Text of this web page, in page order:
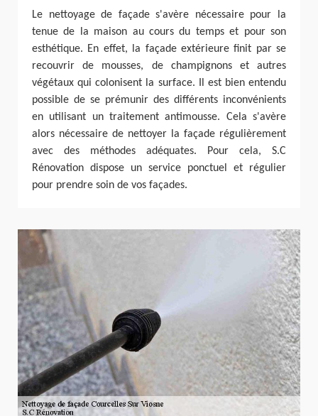
Le nettoyage de façade s'avère nécessaire pour la
tenue de la maison au cours du temps et pour son
esthétique. En effet, la façade extérieure finit par se
recouvrir de mousses, de champignons et autres
végétaux qui colonisent la surface. Il est bien entendu
possible de se prémunir des différents inconvénients
en utilisant un traitement antimousse. Cela s'avère
alors nécessaire de nettoyer la façade régulièrement
avec des méthodes adéquates. Pour cela, S.C
Rénovation dispose un service ponctuel et régulier
pour prendre soin de vos façades.